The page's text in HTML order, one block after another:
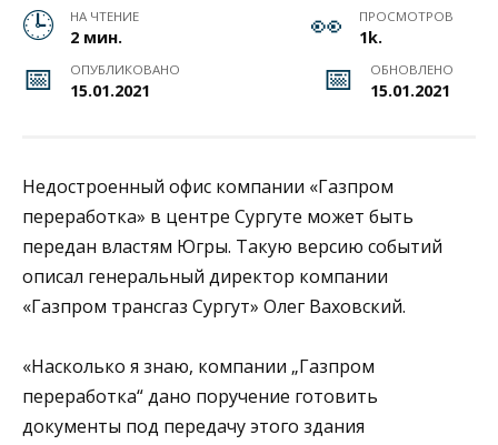
НА ЧТЕНИЕ
2 мин.
ПРОСМОТРОВ
1k.
ОПУБЛИКОВАНО
15.01.2021
ОБНОВЛЕНО
15.01.2021
Недостроенный офис компании «Газпром
переработка» в центре Сургуте может быть
передан властям Югры. Такую версию событий
описал генеральный директор компании
«Газпром трансгаз Сургут» Олег Ваховский.
«Насколько я знаю, компании „Газпром
переработка“ дано поручение готовить
документы под передачу этого здания